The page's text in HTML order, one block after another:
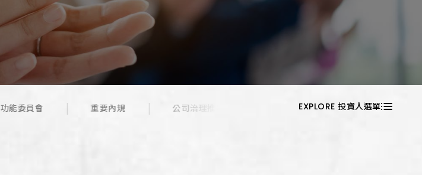
功能委員會 重要內規 公司治理推動情形 內部稽核之組織與運作
EXPLORE 投資人選單